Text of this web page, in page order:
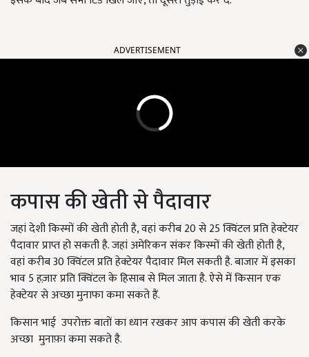
ADVERTISEMENT
कपास की खेती से पैदावार
जहां देशी किस्मों की खेती होती है, वहां करीब 20 से 25 क्विंटल प्रति हेक्टेयर
पैदावार प्राप्त हो सकती है. जहां अमेरिकन संकर किस्मों की खेती होती है,
वहां करीब 30 क्विंटल प्रति हेक्टेयर पैदावार मिल सकती है. बाजार में इसका
भाव 5 हज़ार प्रति क्विंटल के हिसाब से मिल जाता है. ऐसे में किसान एक
हेक्टेयर से अच्छा मुनाफा कमा सकते हैं.
किसान भाई उपरोक्त बातों का ध्यान रखकर आप कपास की खेती करके
अच्छा मुनाफ़ा कमा सकते है.